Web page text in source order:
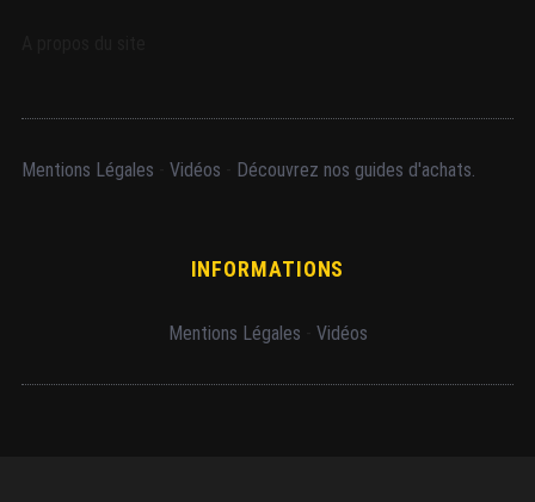
Mentions Légales Vidéos Découvrez nos guides d'achats.
INFORMATIONS
Mentions Légales Vidéos